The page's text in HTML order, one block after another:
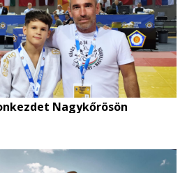
Nagykőrösön